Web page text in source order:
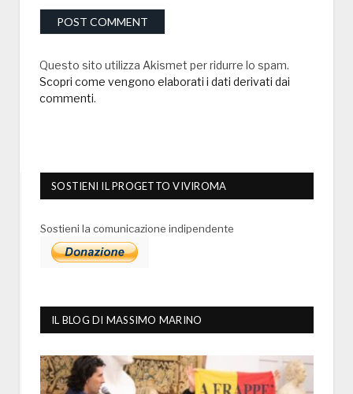
Questo sito utilizza Akismet per ridurre lo spam.
Scopri come vengono elaborati i dati derivati dai
commenti.
SOSTIENI IL PROGETTO VIVIROMA
Sostieni la comunicazione indipendente
IL BLOG DI MASSIMO MARINO